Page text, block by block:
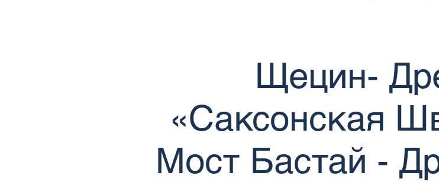
Щецин-
«Саксонская
Мост Бастай -